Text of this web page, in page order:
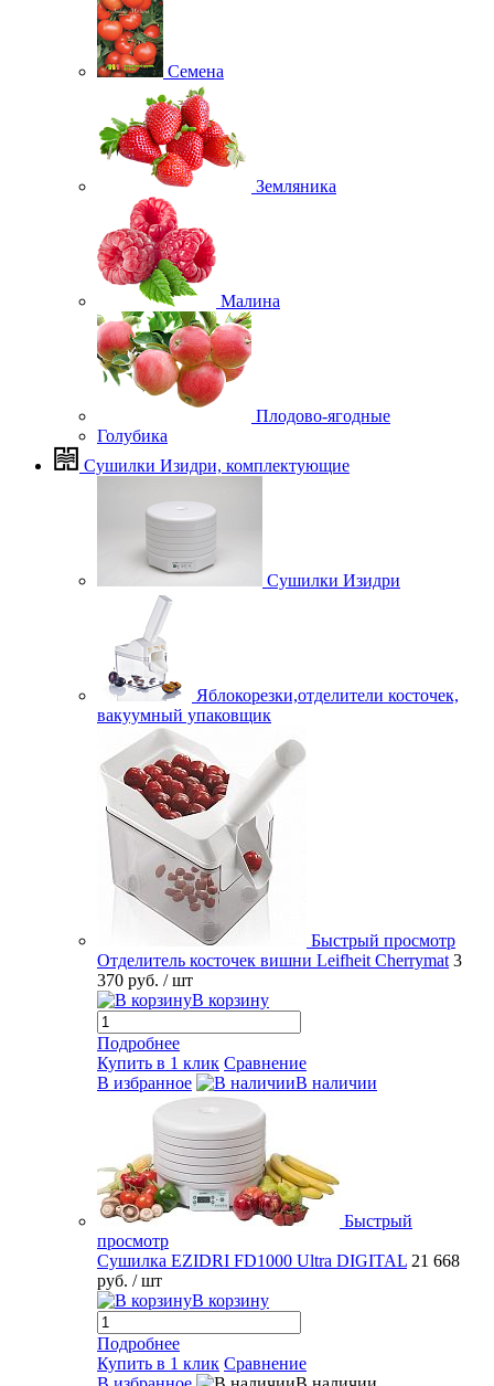
Семена
Земляника
Малина
Плодово-ягодные
Голубика
Сушилки Изидри, комплектующие
Сушилки Изидри
Яблокорезки,отделители косточек,
вакуумный упаковщик
Быстрый просмотр
Отделитель косточек вишни Leifheit Cherrymat 3
370 руб. / шт
В корзину
Подробнее
Купить в 1 клик Сравнение
В избранное
В наличии
Быстрый
просмотр
Сушилка EZIDRI FD1000 Ultra DIGITAL 21 668
руб. / шт
В корзину
Подробнее
Купить в 1 клик Сравнение